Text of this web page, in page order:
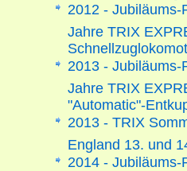
2012 - Jubiläums-
Jahre TRIX
2013 - Jubiläums-
Jahre TRIX
"Automatic"-
2013 - TRIX
England 13. und
2014 - Jubiläums-